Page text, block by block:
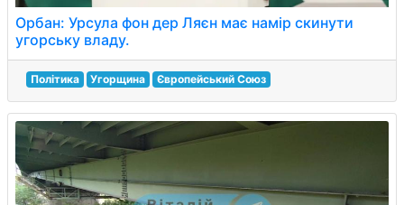
Орбан: Урсула фон дер Ляєн має намір скинути
угорську владу.
Політика Угорщина Європейський Союз